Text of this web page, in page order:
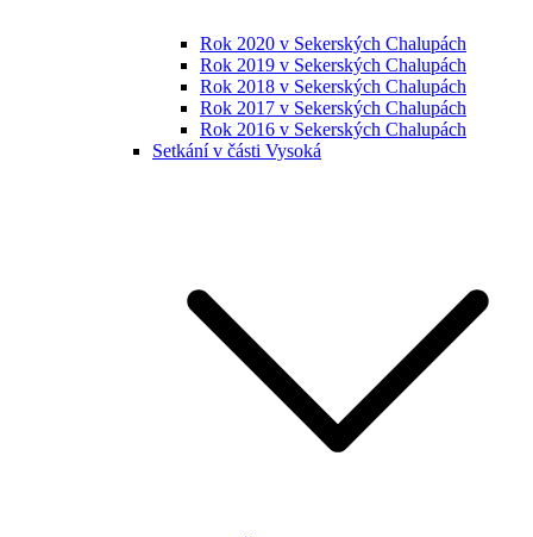
Rok 2020 v Sekerských Chalupách
Rok 2019 v Sekerských Chalupách
Rok 2018 v Sekerských Chalupách
Rok 2017 v Sekerských Chalupách
Rok 2016 v Sekerských Chalupách
Setkání v části Vysoká